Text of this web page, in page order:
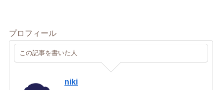
プロフィール
この記事を書いた人
niki